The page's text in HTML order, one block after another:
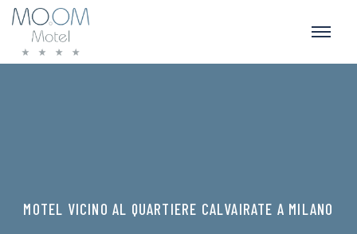
MOTEL VICINO AL QUARTIERE CALVAIRATE A MILANO